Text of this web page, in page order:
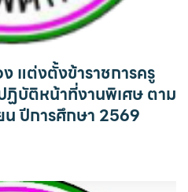
แต่งตั้งข้าราชการครู
ฏิบัติหน้าที่งานพิเศษ ตาม
น ปีการศึกษา 2569